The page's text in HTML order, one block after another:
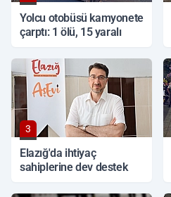
Yolcu otobüsü kamyonete
çarptı: 1 ölü, 15 yaralı
3
Elazığ'da ihtiyaç
sahiplerine dev destek